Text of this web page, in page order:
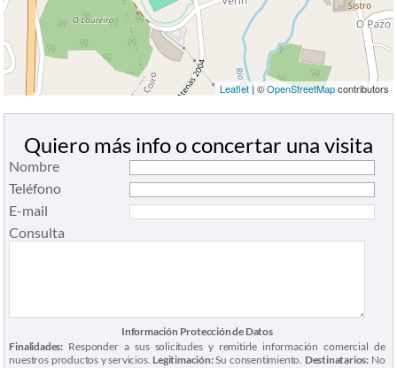
Quiero más info o concertar una visita
Nombre
Teléfono
E-mail
Consulta
Información Protección de Datos
Finalidades: Responder a sus solicitudes y remitirle información comercial de
nuestros productos y servicios. Legitimación:Su consentimiento. Destinatarios:No
Leaflet| ©OpenStreetMapcontributors